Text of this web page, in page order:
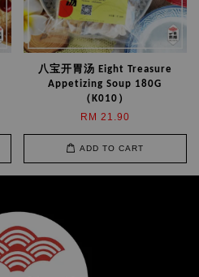
八宝开胃汤 Eight Treasure
Appetizing Soup 180G
（K010）
RM 21.90
ADD TO CART